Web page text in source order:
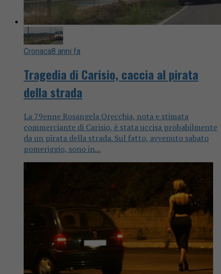
Cronaca8 anni fa
Tragedia di Carisio, caccia al pirata
della strada
La 79enne Rosangela Orecchia, nota e stimata
commerciante di Carisio, è stata uccisa probabilmente
da un pirata della strada. Sul fatto, avvenuto sabato
pomeriggio, sono in...